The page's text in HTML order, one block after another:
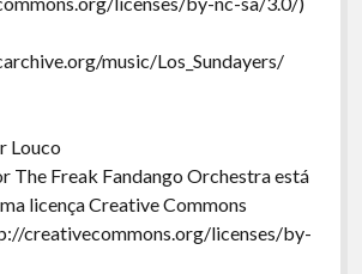
music/Los_Sundayers/
Louco
The Freak Fandango Orchestra está
licença Creative Commons
creativecommons.org/licenses/by-